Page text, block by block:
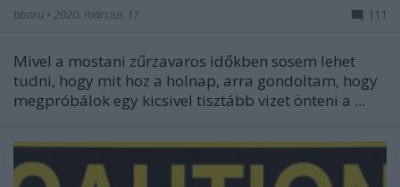
tiboru • 2020. március 17. 111
Mivel a mostani zűrzavaros időkben sosem lehet
tudni, hogy mit hoz a holnap, arra gondoltam, hogy
megpróbálok egy kicsivel tisztább vizet önteni a ...